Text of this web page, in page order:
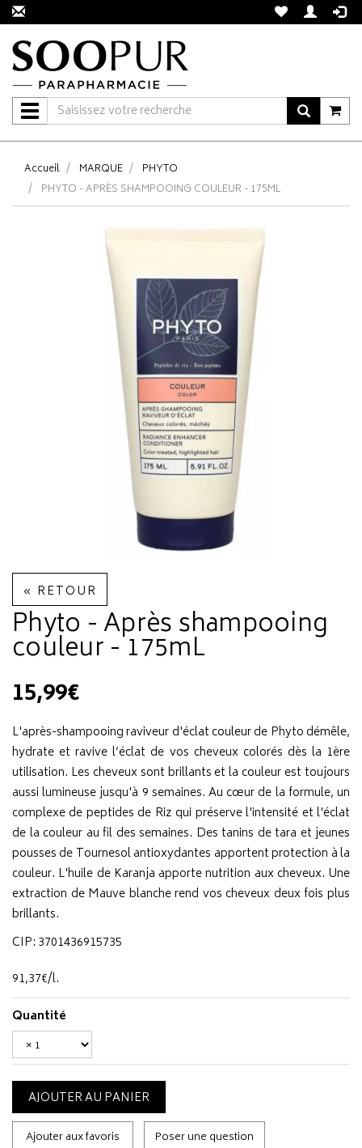
Navigation
Accueil MARQUE
PHYTO
PHYTO - APRÈS SHAMPOOING COULEUR - 175ML
« RETOUR
Phyto - Après shampooing
couleur - 175mL
15,99€
L'après-shampooing raviveur d'éclat couleur de Phyto démêle,
hydrate et ravive l’éclat de vos cheveux colorés dès la 1ère
utilisation. Les cheveux sont brillants et la couleur est toujours
aussi lumineuse jusqu'à 9 semaines. Au cœur de la formule, un
complexe de peptides de Riz qui préserve l'intensité et l'éclat
de la couleur au fil des semaines. Des tanins de tara et jeunes
pousses de Tournesol antioxydantes apportent protection à la
couleur. L'huile de Karanja apporte nutrition aux cheveux. Une
extraction de Mauve blanche rend vos cheveux deux fois plus
brillants.
CIP: 3701436915735
91,37€/l.
Quantité
AJOUTER AU PANIER
Ajouter aux favoris Poser une question